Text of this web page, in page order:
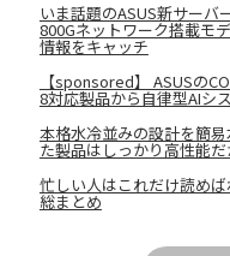
いま話題のASUS新サーバ
800Gネットワーク搭載モ
情報をキャッチ
【sponsored】 ASUSの
8対応製品から自律型AIシ
本格水冷並みの設計を簡
た製品はしっかり高性能
忙しい人はこれだけ読めば
総まとめ